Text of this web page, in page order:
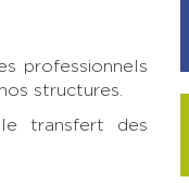
professionnels
structures.
transfert des